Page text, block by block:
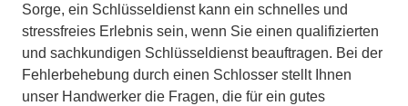
Sorge, ein Schlüsseldienst kann ein schnelles und
stressfreies Erlebnis sein, wenn Sie einen qualifizierten
und sachkundigen Schlüsseldienst beauftragen. Bei der
Fehlerbehebung durch einen Schlosser stellt Ihnen
unser Handwerker die Fragen, die für ein gutes